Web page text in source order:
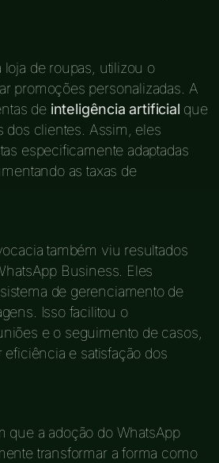
de roupas, utilizou o
promoções personalizadas. A
de inteligência artificial que
dos clientes. Assim, eles
especificamente adaptadas
as taxas de
também viu resultados
Business. Eles
de gerenciamento de
Isso facilitou o
e o seguimento de casos,
e satisfação dos
que a adoção do WhatsApp
transformar a forma como